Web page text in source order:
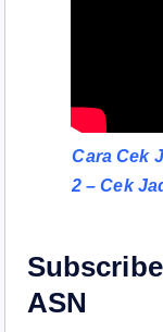
Cara Cek
2 – Cek
ASN